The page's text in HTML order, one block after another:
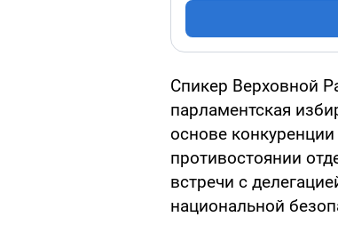
Спикер Верховной
парламентская
основе
противостоянии
встречи с
национальной